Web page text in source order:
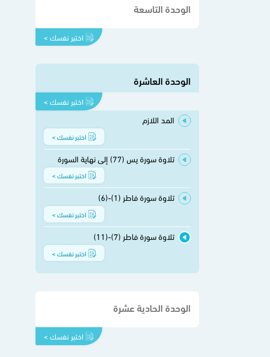
الوحدة التاسعة
اختبر نفسك >
الوحدة العاشرة
اختبر نفسك >
المد اللازم
اختبر نفسك >
تلاوة سورة يس (77) إلى نهاية السورة
اختبر نفسك >
تلاوة سورة فاطر (1)-(6)
اختبر نفسك >
تلاوة سورة فاطر (7)-(11)
اختبر نفسك >
الوحدة الحادية عشرة
اختبر نفسك >